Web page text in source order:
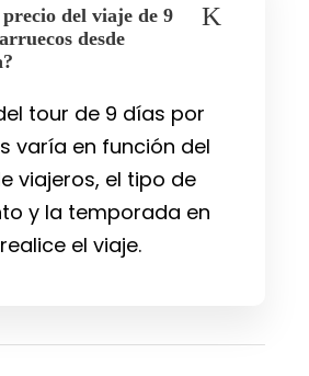
precio del viaje de 9
desde
tour de 9 días por
varía en función del
viajeros, el tipo de
y la temporada en
el viaje.